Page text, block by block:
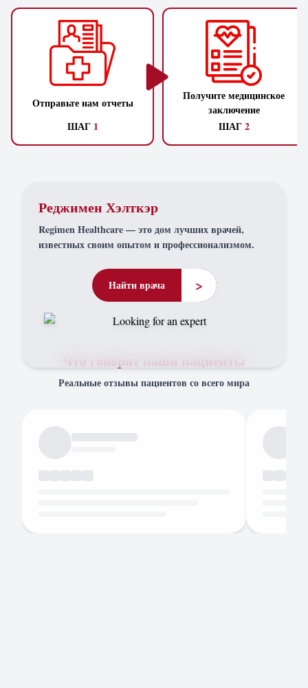
Отправьте нам отчеты
ШАГ 1
Получите медицинское
заключение
ШАГ2
Реджимен Хэлткэр
Regimen Healthcare — это дом лучших врачей,
известных своим опытом и профессионализмом.
Найти врача >
Что говорят наши пациенты
Реальные отзывы пациентов со всего мира